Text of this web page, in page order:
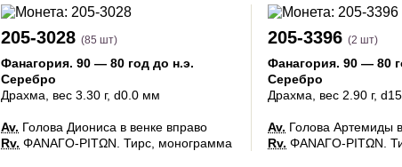
205-3028 (85 шт)
Фанагория. 90 — 80 год до н.э.
Серебро
Драхма , вес 3.30 г, d0.0 мм
Av. Голова Диониса в венке вправо
Rv. ΦΑΝΑΓΟ-ΡΙΤΩΝ. Тирс, монограмма
205-3396 (2 шт)
Фанагория. 90 — 80
Серебро
Драхма , вес 2.90 г,
Av. Голова Артемиды
Rv. ΦΑΝΑΓΟ-ΡΙΤΩΝ.